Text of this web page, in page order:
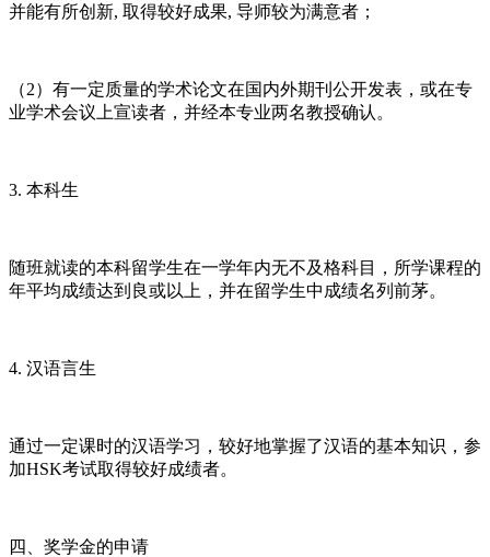
并能有所创新, 取得较好成果, 导师较为满意者；
（2）有一定质量的学术论文在国内外期刊公开发表，或在专
业学术会议上宣读者，并经本专业两名教授确认。
3. 本科生
随班就读的本科留学生在一学年内无不及格科目，所学课程的
年平均成绩达到良或以上，并在留学生中成绩名列前茅。
4. 汉语言生
通过一定课时的汉语学习，较好地掌握了汉语的基本知识，参
加HSK考试取得较好成绩者。
四、奖学金的申请